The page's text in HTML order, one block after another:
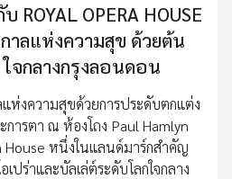
ROYAL OPERA HOUSE
าลแห่งความสุข ด้วยต้น
จกลางกรุงลอนดอน
ห่งความสุขด้วยการประดับตกแต่ง
ารตา ณ ห้องโถง Paul Hamlyn
House หนึ่งในแลนด์มาร์กสำคัญ
ปร่าและบัลเล่ต์ระดับโลกใจกลาง